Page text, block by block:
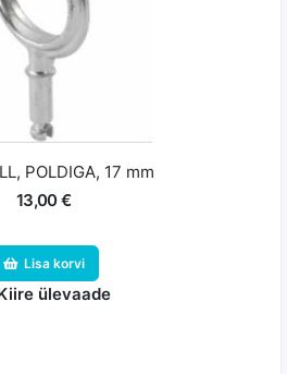
POLDIGA, 17 mm
13,00 €
Lisa korvi
ülevaade